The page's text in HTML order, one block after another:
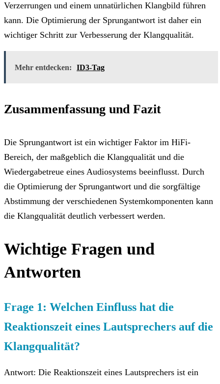
Verzerrungen und einem unnatürlichen Klangbild führen
kann. Die Optimierung der Sprungantwort ist daher ein
wichtiger Schritt zur Verbesserung der Klangqualität.
Mehr entdecken: ID3-Tag
Zusammenfassung und Fazit
Die Sprungantwort ist ein wichtiger Faktor im HiFi-
Bereich, der maßgeblich die Klangqualität und die
Wiedergabetreue eines Audiosystems beeinflusst. Durch
die Optimierung der Sprungantwort und die sorgfältige
Abstimmung der verschiedenen Systemkomponenten kann
die Klangqualität deutlich verbessert werden.
Wichtige Fragen und
Antworten
Frage 1: Welchen Einfluss hat die
Reaktionszeit eines Lautsprechers auf die
Klangqualität?
Antwort: Die Reaktionszeit eines Lautsprechers ist ein